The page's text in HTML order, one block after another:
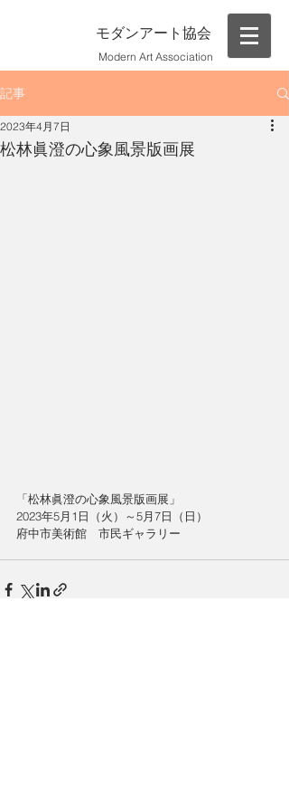
モダンアート協会
Modern Art Association
記事
松林眞澄の心象風景版画展
2023年4月7日
「松林眞澄の心象風景版画展」
2023年5月1日（火）～5月7日（日）
府中市美術館 市民ギャラリー